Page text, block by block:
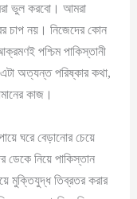
ভুল করবো। আমরা
চাপ নয়। নিজেদের কোন
পশ্চিম পাকিস্তানী
অত্যন্ত পরিষ্কার কথা,
কাজ।
ঘরে বেড়ানোর চেয়ে
ডেকে নিয়ে পাকিস্তান
মুক্তিযুদ্ধ তিব্রতর করার